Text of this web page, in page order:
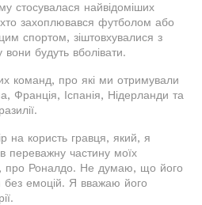
стосувалася найвідоміших
захоплювався футболом або
спортом, зіштовхувалися з
будуть вболівати.
команд, про які ми отримували
Франція, Іспанія, Нідерланди та
на користь гравця, який, я
переважну частину моїх
про Роналдо. Не думаю, що його
без емоцій. Я вважаю його